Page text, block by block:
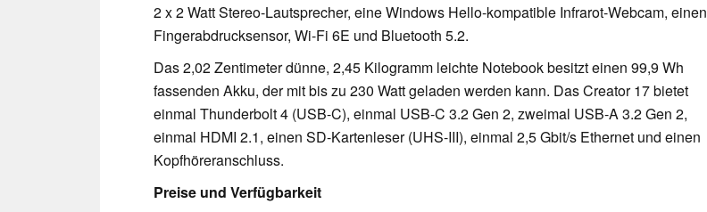
2 x 2 Watt Stereo-Lautsprecher, eine Windows Hello-kompatible Infrarot-Webcam, einen
Fingerabdrucksensor, Wi-Fi 6E und Bluetooth 5.2.
Das 2,02 Zentimeter dünne, 2,45 Kilogramm leichte Notebook besitzt einen 99,9 Wh
fassenden Akku, der mit bis zu 230 Watt geladen werden kann. Das Creator 17 bietet
einmal Thunderbolt 4 (USB-C), einmal USB-C 3.2 Gen 2, zweimal USB-A 3.2 Gen 2,
einmal HDMI 2.1, einen SD-Kartenleser (UHS-III), einmal 2,5 Gbit/s Ethernet und einen
Kopfhöreranschluss.
Preise und Verfügbarkeit